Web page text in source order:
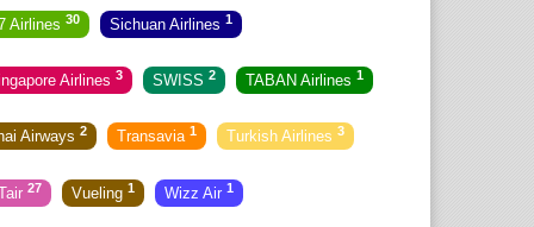
Airlines 30 Sichuan Airlines 1
Airlines 3 SWISS 2 TABAN Airlines 1
Airways 2 Transavia 1 Turkish Airlines 3
27 Vueling 1 Wizz Air 1